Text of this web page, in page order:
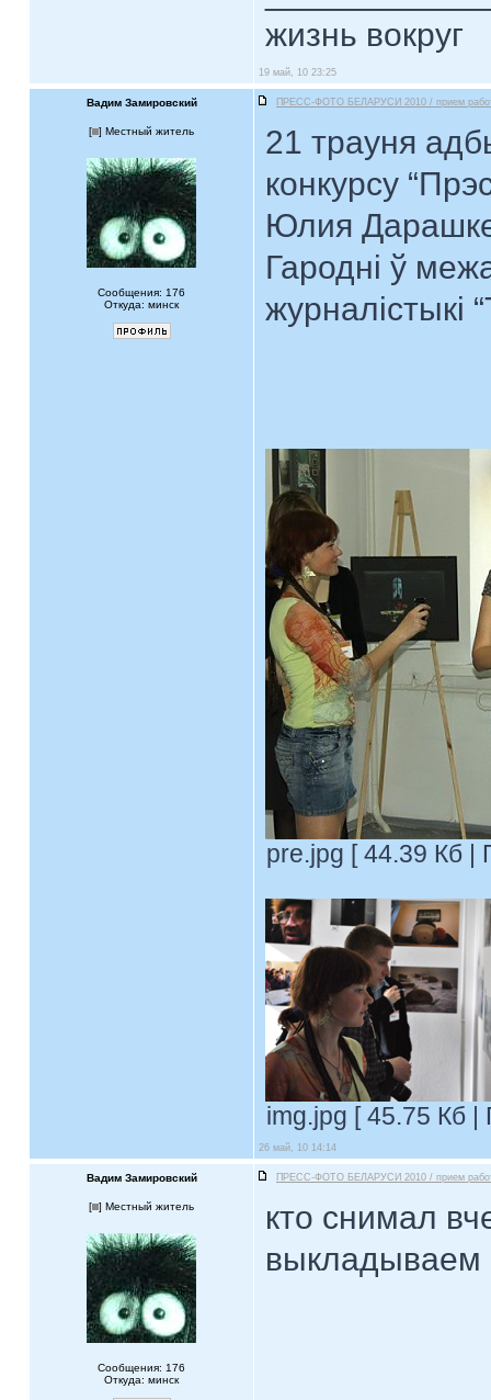
жизнь вокруг
19 май, 10 23:25
Вадим Замировский ПРЕСС-ФОТО БЕЛАРУСИ 2010 / прием
[ ] Местный житель
Сообщения: 176
Откуда: минск
21 трауня
конкурсу
Юлия
Гародні ў
журналістыкі
pre.jpg [ 44.39 Кб |
img.jpg [ 45.75 Кб
26 май, 10 14:14
Вадим Замировский ПРЕСС-ФОТО БЕЛАРУСИ 2010 / прием
[ ] Местный житель
Сообщения: 176
Откуда: минск
кто снимал